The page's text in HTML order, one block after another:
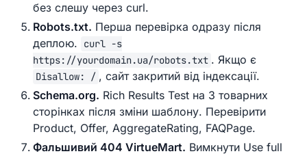
без слешу через curl.
Robots.txt. Перша перевірка одразу після
деплою.
curl -s
https://yourdomain.ua/robots.txt . Якщо є
Disallow: / , сайт закритий від індексації.
Schema.org. Rich Results Test на 3 товарних
сторінках після зміни шаблону. Перевірити
Product, Offer, AggregateRating, FAQPage.
Фальшивий 404 VirtueMart. Вимкнути Use full